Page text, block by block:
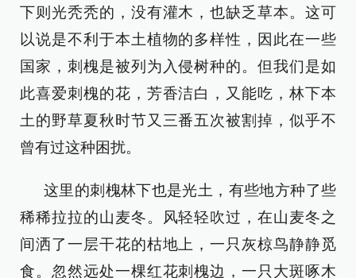
下则光秃秃的，没有灌木，也缺乏草本。这可
以说是不利于本土植物的多样性，因此在一些
国家，刺槐是被列为入侵树种的。但我们是如
此喜爱刺槐的花，芳香洁白，又能吃，林下本
土的野草夏秋时节又三番五次被割掉，似乎不
曾有过这种困扰。
这里的刺槐林下也是光土，有些地方种了些
稀稀拉拉的山麦冬。风轻轻吹过，在山麦冬之
间洒了一层干花的枯地上，一只灰椋鸟静静觅
食。忽然远处一棵红花刺槐边，一只大斑啄木